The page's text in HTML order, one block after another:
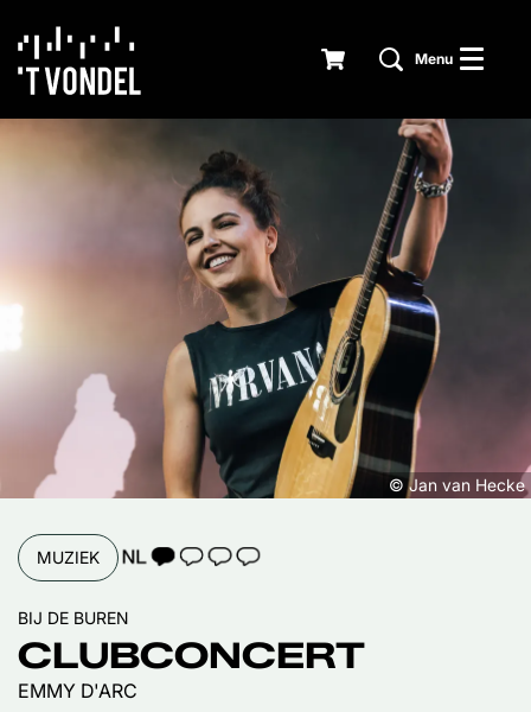
Menu
© Jan van Hecke
MUZIEK TAALICOON 1
CLUBCONCERT
EMMY D'ARC
BIJ DE BUREN